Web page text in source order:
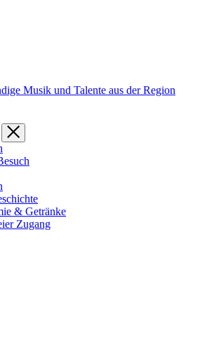
Musik und Talente aus der Region
& Getränke
Zugang